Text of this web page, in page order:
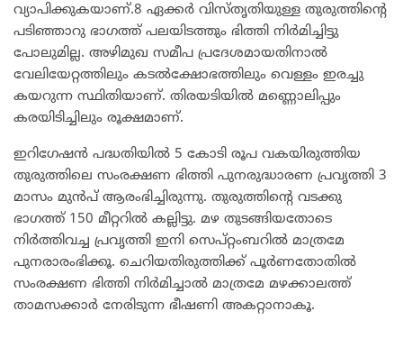
വ്യാപിക്കുകയാണ്.8 ഏക്കർ വിസ്തൃതിയുള്ള തുരുത്തിന്റെ
പടിഞ്ഞാറു ഭാഗത്ത് പലയിടത്തും ഭിത്തി നിർമിച്ചിട്ടു
പോലുമില്ല. അഴിമുഖ സമീപ പ്രദേശമായതിനാൽ
വേലിയേറ്റത്തിലും കടൽക്ഷോഭത്തിലും വെള്ളം ഇരച്ചു
കയറുന്ന സ്ഥിതിയാണ്. തിരയടിയിൽ മണ്ണൊലിപ്പും
കരയിടിച്ചിലും രൂക്ഷമാണ്.
ഇറിഗേഷൻ പദ്ധതിയിൽ 5 കോടി രൂപ വകയിരുത്തിയ
തുരുത്തിലെ സംരക്ഷണ ഭിത്തി പുനരുദ്ധാരണ പ്രവൃത്തി 3
മാസം മുൻപ് ആരംഭിച്ചിരുന്നു. തുരുത്തിന്റെ വടക്കു
ഭാഗത്ത് 150 മീറ്ററിൽ കല്ലിട്ടു. മഴ തുടങ്ങിയതോടെ
നിർത്തിവച്ച പ്രവൃത്തി ഇനി സെപ്റ്റംബറിൽ മാത്രമേ
പുനരാരംഭിക്കൂ. ചെറിയതിരുത്തിക്ക് പൂർണതോതിൽ
സംരക്ഷണ ഭിത്തി നിർമിച്ചാൽ മാത്രമേ മഴക്കാലത്ത്
താമസക്കാർ നേരിടുന്ന ഭീഷണി അകറ്റാനാകൂ.